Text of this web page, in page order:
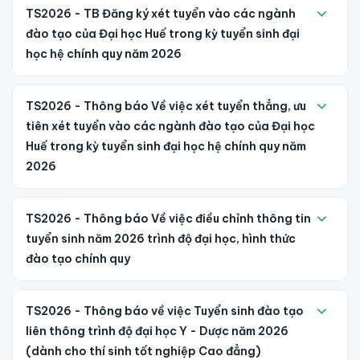
TS2026 - TB Đăng ký xét tuyển vào các ngành
đào tạo của Đại học Huế trong kỳ tuyển sinh đại
học hệ chính quy năm 2026
TS2026 - Thông báo Về việc xét tuyển thẳng, ưu
tiên xét tuyển vào các ngành đào tạo của Đại học
Huế trong kỳ tuyển sinh đại học hệ chính quy năm
2026
TS2026 - Thông báo Về việc điều chỉnh thông tin
tuyển sinh năm 2026 trình độ đại học, hình thức
đào tạo chính quy
TS2026 - Thông báo về việc Tuyển sinh đào tạo
liên thông trình độ đại học Y - Dược năm 2026
(dành cho thí sinh tốt nghiệp Cao đẳng)